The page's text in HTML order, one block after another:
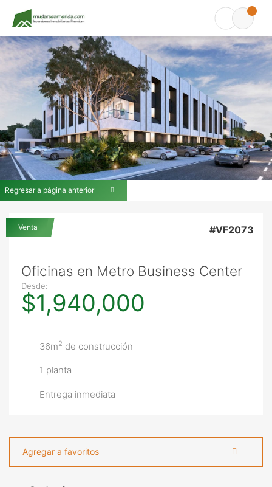
Regresar a página anterior
Venta
Oficinas en Metro Business Center
Desde:
$1,940,000
#VF2073
36m2 de construcción
1 planta
Entrega inmediata
Agregar a favoritos